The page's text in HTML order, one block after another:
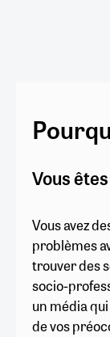
Vous
Vous avez
problèmes
trouver des
socio-
un média
de vos